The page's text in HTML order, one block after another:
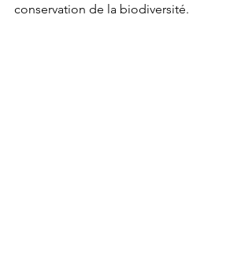
conservation de la biodiversité.